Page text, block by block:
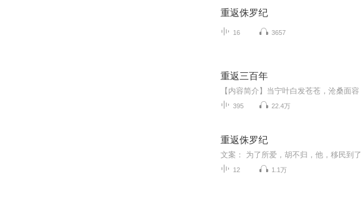
重返侏罗纪
16 3657
重返三百年
395 22.4万
重返侏罗纪
12 1.1万